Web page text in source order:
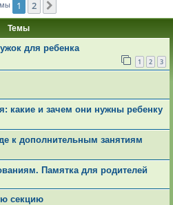
1 2
Темы
для ребенка
1 2 3
какие и зачем они нужны ребенку
к дополнительным занятиям
Памятка для родителей
секцию